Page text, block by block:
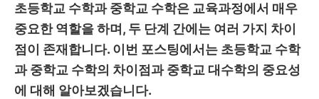
초등학교 수학과 중학교 수학은 교육과정에서 매우
중요한 역할을 하며, 두 단계 간에는 여러 가지 차이
점이 존재합니다. 이번 포스팅에서는 초등학교 수학
과 중학교 수학의 차이점과 중학교 대수학의 중요성
에 대해 알아보겠습니다.